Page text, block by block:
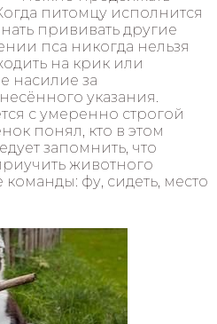
питомцу исполнится
прививать другие
пса никогда нельзя
на крик или
насилие за
указания.
с умеренно строгой
понял, кто в этом
запомнить, что
животного
фу, сидеть, место